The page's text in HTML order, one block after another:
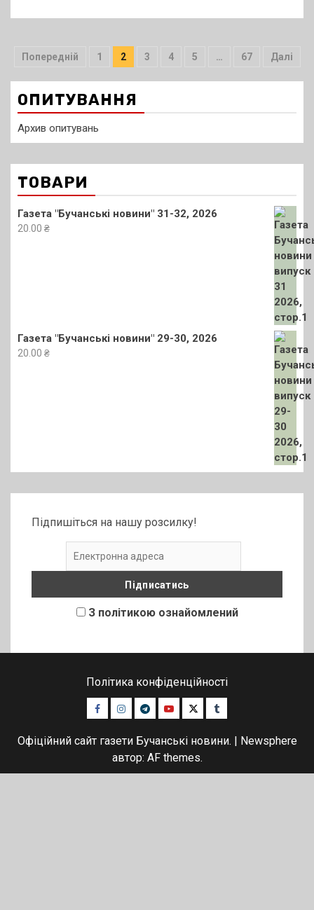
Пагінація
записів
Попередній 1 2 3 4 5 … 67 Далі
ОПИТУВАННЯ
Архив опитувань
ТОВАРИ
Газета "Бучанські новини" 31-32, 2026
20.00 ₴
Газета "Бучанські новини" 29-30, 2026
20.00 ₴
Підпишіться на нашу розсилку!
З політикою ознайомлений
Політика конфіденційності
Facebook
Instagram
TelegramYoutubeTwitterTumblr
Офіційний сайт газети Бучанські новини.
Newsphere
автор: AF themes.